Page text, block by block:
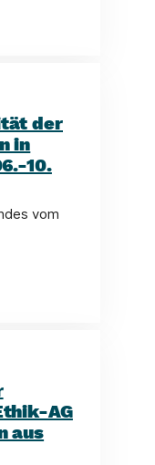
der
in
10.
vom
AG
aus